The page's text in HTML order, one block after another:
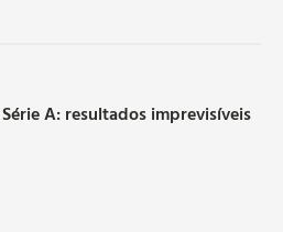
A: resultados imprevisíveis